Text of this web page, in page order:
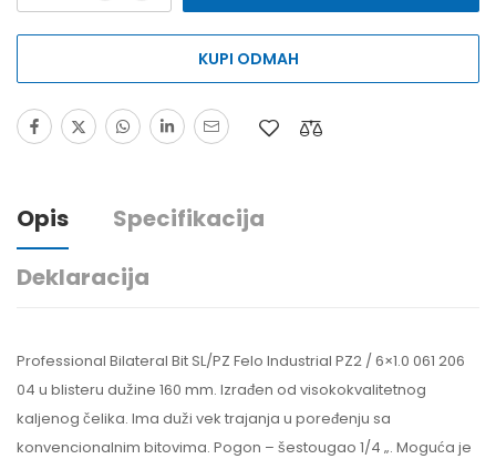
KUPI ODMAH
Opis
Specifikacija
Deklaracija
Professional Bilateral Bit SL/PZ Felo Industrial PZ2 / 6×1.0 061 206
04 u blisteru dužine 160 mm. Izrađen od visokokvalitetnog
kaljenog čelika. Ima duži vek trajanja u poređenju sa
konvencionalnim bitovima. Pogon – šestougao 1/4 „. Moguća je